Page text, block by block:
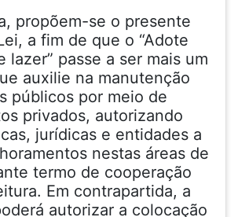
propõem-se o presente
a fim de que o “Adote
lazer” passe a ser mais um
auxilie na manutenção
públicos por meio de
privados, autorizando
jurídicas e entidades a
nestas áreas de
termo de cooperação
Em contrapartida, a
autorizar a colocação